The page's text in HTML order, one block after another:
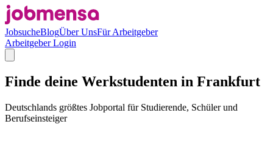
JobsucheBlogÜber UnsFür Arbeitgeber
Arbeitgeber Login
Finde deine Werkstudenten in Frankfurt
Deutschlands größtes Jobportal für Studierende, Schüler und
Berufseinsteiger